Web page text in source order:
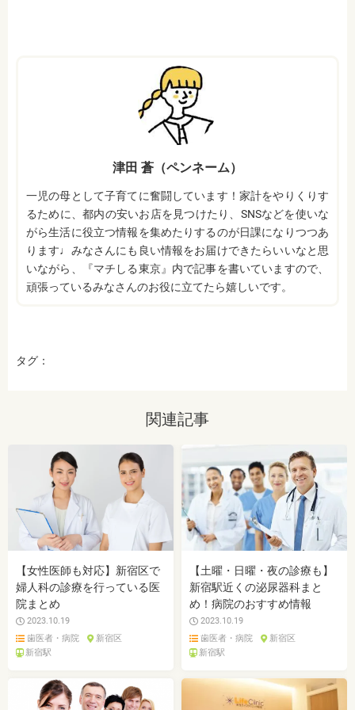
津田 蒼（ペンネーム）
一児の母として子育てに奮闘しています！家計をやりくりす
るために、都内の安いお店を見つけたり、SNSなどを使いな
がら生活に役立つ情報を集めたりするのが日課になりつつあ
ります♩みなさんにも良い情報をお届けできたらいいなと思
いながら、『マチしる東京』内で記事を書いていますので、
頑張っているみなさんのお役に立てたら嬉しいです。
タグ：
関連記事
【女性医師も対応】新宿区で
婦人科の診療を行っている医
院まとめ
2023.10.19
歯医者・病院
新宿区
新宿駅
【土曜・日曜・夜の診療も】
新宿駅近くの泌尿器科まと
め！病院のおすすめ情報
2023.10.19
歯医者・病院
新宿区
新宿駅